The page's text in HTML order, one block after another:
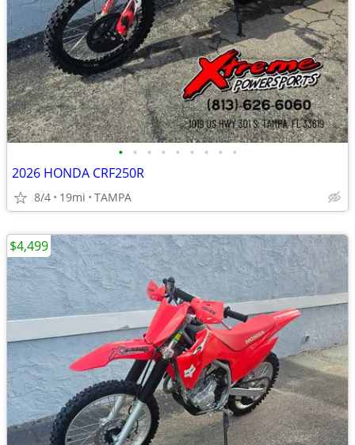
• • • • • • • • •
2026 HONDA CRF250R
8/4 19mi TAMPA
$4,499